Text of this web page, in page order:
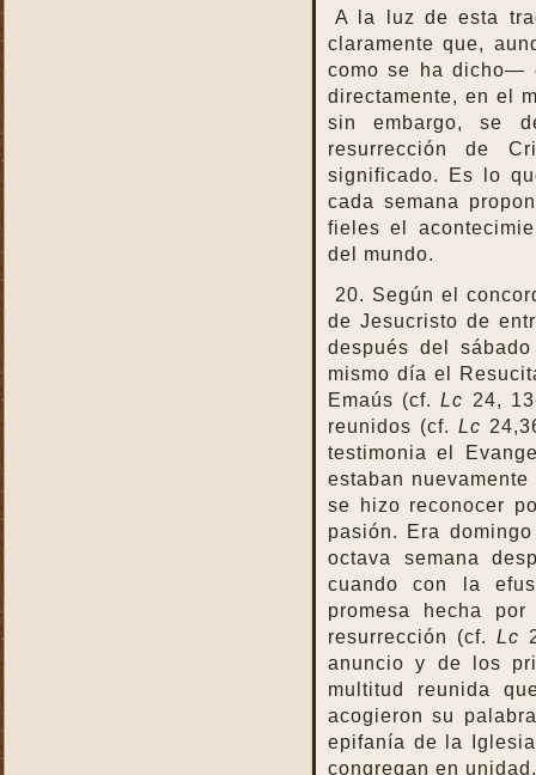
A la luz de esta
claramente que,
como se ha dicho—
directamente, en el
sin embargo, se
resurrección de
significado. Es lo
cada semana
fieles el
del mundo.
20. Según el
de Jesucristo de
después del
mismo día el
Emaús (cf.Lc 24,
reunidos (cf. Lc
testimonia el
estaban
se hizo reconocer
pasión. Era
octava semana
cuando con la
promesa hecha
resurrección (cf. Lc
anuncio y de los
multitud reunida
acogieron su
epifanía de la
congregan en